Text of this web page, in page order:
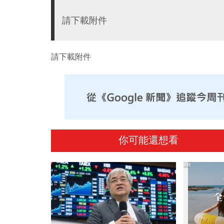
請下載附件
請下載附件
你可能還想看
PR